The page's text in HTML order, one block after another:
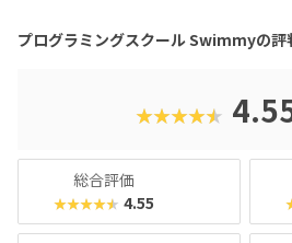
プログラミングスクール Swimmyの評
★★★★★
総合評価
★★★★★ 4.55